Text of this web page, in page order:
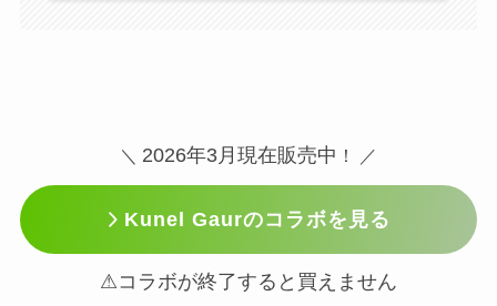
＼ 2026年3月現在販売中 ！ ／
Kunel Gaurのコラボを見る
⚠コラボが終了すると買えません